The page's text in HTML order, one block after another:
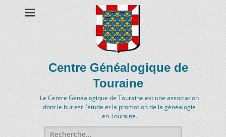
Centre Généalogique de
Touraine
Le Centre Généalogique de Touraine est une association
dont le but est l'étude et la promotion de la généalogie
en Touraine.
Recherche